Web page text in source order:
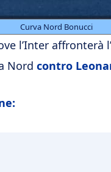
Curva Nord Bonucci
l’Inter affronterà
Nord contro